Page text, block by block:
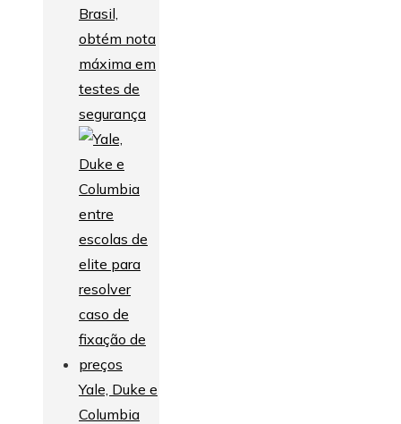
Brasil,
obtém nota
máxima em
testes de
segurança
Yale, Duke e
Columbia